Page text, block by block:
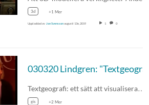
3d +1 Mer
Uppladdad av Jon Svenssonaugusti 13e, 2019 1 0
Textgeografi: ett sätt att visualisera…
gis +2 Mer